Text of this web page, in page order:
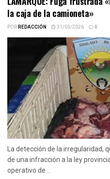
la caja de la camioneta»
PORREDACCIÓN 31/03/2026 0
La detección de la irregularidad,
de una infracción a la ley
operativo de...